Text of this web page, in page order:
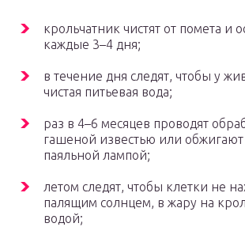
крольчатник чистят от помета и
каждые 3–4 дня;
в течение дня следят, чтобы у
чистая питьевая вода;
раз в 4–6 месяцев проводят
гашеной известью или
паяльной лампой;
летом следят, чтобы клетки не
палящим солнцем, в жару на
водой;